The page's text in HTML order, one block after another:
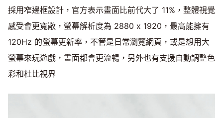
採用窄邊框設計，官方表示畫面比前代大了 11%，整體視覺
感受會更寬敞，螢幕解析度為 2880 x 1920，最高能擁有
120Hz 的螢幕更新率，不管是日常瀏覽網頁，或是想用大
螢幕來玩遊戲，畫面都會更流暢，另外也有支援自動調整色
彩和杜比視界